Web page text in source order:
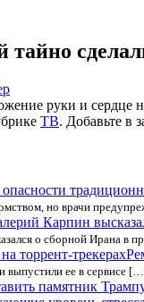
тайно
руки и сердце
ТВ. Добавьте в
но врачи
о сборной Ирана в
выпустили ее в сервисе